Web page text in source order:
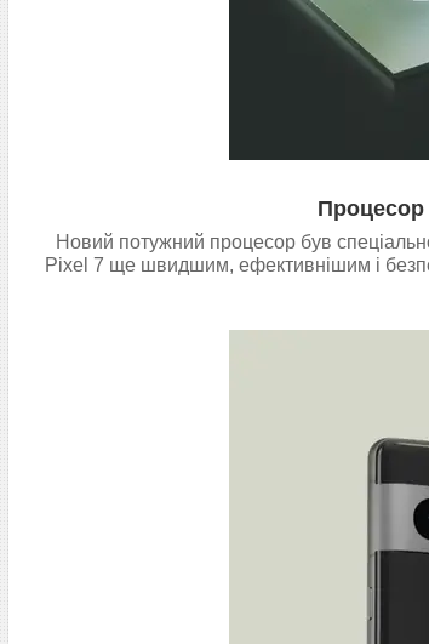
Процесор
Новий потужний процесор був
Pixel 7 ще швидшим, ефективнішим і